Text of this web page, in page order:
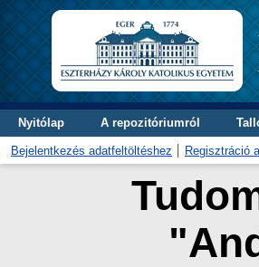
Nyitólap A repozitóriumról
Bejelentkezés adatfeltöltéshez Regisztráció
"